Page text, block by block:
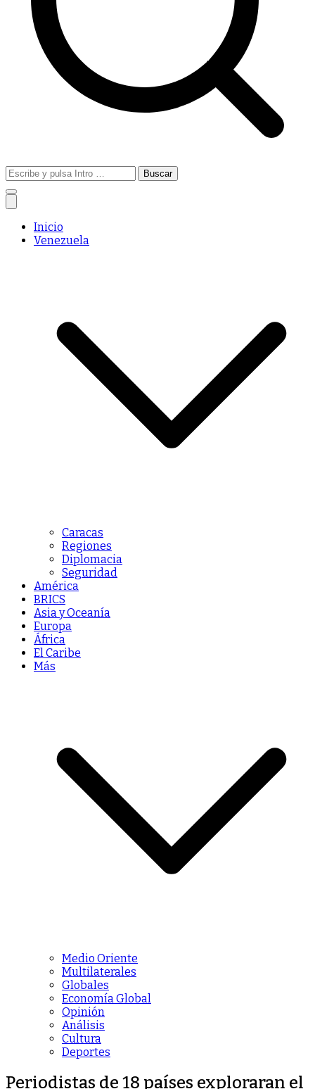
Buscar:
Inicio
Venezuela
Caracas
Regiones
Diplomacia
Seguridad
América
BRICS
Asia y Oceanía
Europa
África
El Caribe
Más
Medio Oriente
Multilaterales
Globales
Economía Global
Opinión
Análisis
Cultura
Deportes
Periodistas de 18 países exploraran el